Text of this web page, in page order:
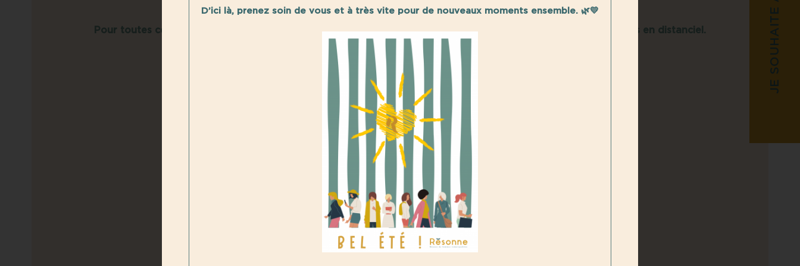
Pour toutes celles qui ont rejoint le réseau en 2022, Résonne vous consacre un temps de partage et d’échanges en distanciel.
Venez avec vos questions et vos idées !
Jeudi 26 janvier 2022 de 13h30 à 14h30
Codes connexion zoom :
https://us02web.zoom.us/j/5882096043?pwd=dHZmMFFBRUEva05VQnFzdTZ2QkVqZz09
ID de réunion : 588 209 6043
Code secret : 561728
D’ici là, prenez soin de vous et à très vite pour de nouveaux moments ensemble. 🌿💛